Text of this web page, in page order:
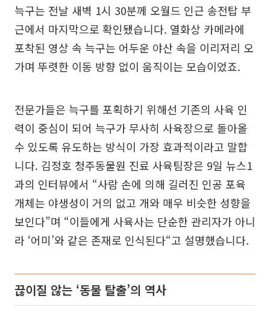
늑구는 전날 새벽 1시 30분께 오월드 인근 송전탑 부
근에서 마지막으로 확인됐습니다. 열화상 카메라에
포착된 영상 속 늑구는 어두운 야산 속을 이리저리 오
가며 뚜렷한 이동 방향 없이 움직이는 모습이었죠.
전문가들은 늑구를 포획하기 위해선 기존의 사육 인
력이 중심이 되어 늑구가 무사히 사육장으로 돌아올
수 있도록 유도하는 방식이 가장 효과적이라고 말합
니다. 김정호 청주동물원 진료 사육팀장은 9일 뉴스1
과의 인터뷰에서 “사람 손에 의해 길러진 인공 포육
개체는 야생성이 거의 없고 개와 매우 비슷한 성향을
보인다”며 “이들에게 사육사는 단순한 관리자가 아니
라 ‘어미’와 같은 존재로 인식된다“고 설명했습니다.
끊이질 않는 ‘동물 탈출’의 역사